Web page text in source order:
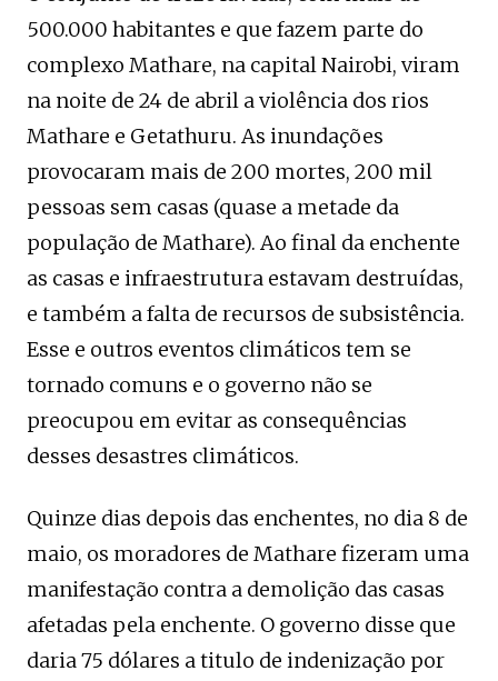
500.000 habitantes e que fazem parte do
complexo Mathare, na capital Nairobi, viram
na noite de 24 de abril a violência dos rios
Mathare e Getathuru. As inundações
provocaram mais de 200 mortes, 200 mil
pessoas sem casas (quase a metade da
população de Mathare). Ao final da enchente
as casas e infraestrutura estavam destruídas,
e também a falta de recursos de subsistência.
Esse e outros eventos climáticos tem se
tornado comuns e o governo não se
preocupou em evitar as consequências
desses desastres climáticos.
Quinze dias depois das enchentes, no dia 8 de
maio, os moradores de Mathare fizeram uma
manifestação contra a demolição das casas
afetadas pela enchente. O governo disse que
daria 75 dólares a titulo de indenização por